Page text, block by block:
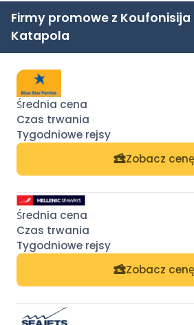
Firmy promowe z Koufonisija
Katapola
Zobacz cenę
Zobacz cenę